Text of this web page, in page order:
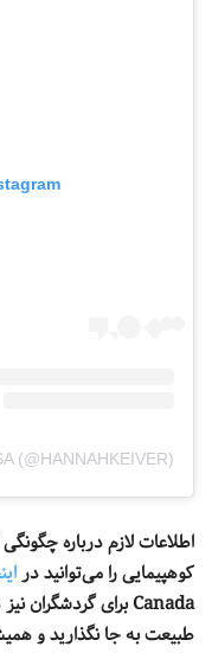
اطلاعات لازم درباره
کوهپیمایی را می‌توانید در
Canadaبرای گردشگران
طبیعت به جا نگذارید و